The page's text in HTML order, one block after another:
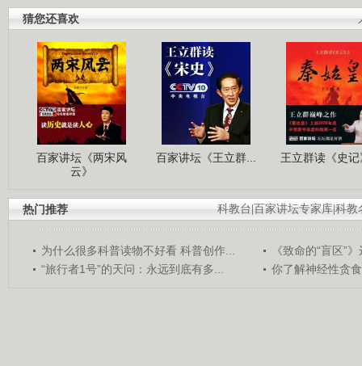
猜您还喜欢
百家讲坛《两宋风
云》
百家讲坛《王立群... 王立群读《史
科教台 百家讲坛专家库 科教
热门推荐
为什么很多科普读物不好看 科普创作...
《致命的“盲区”
“旅行者1号”的天问：永远到底有多...
你了解神经性贪